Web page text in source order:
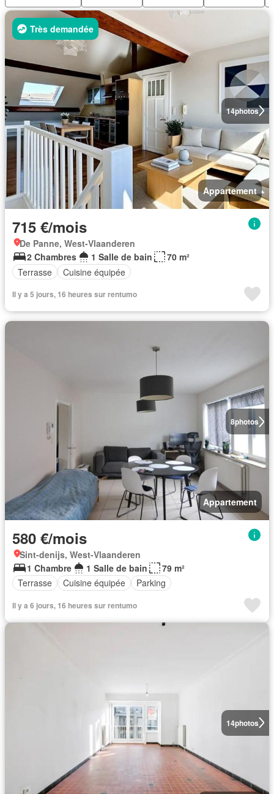
14photos
Très demandée
Appartement
715 €/mois
De Panne, West-Vlaanderen
2 Chambres
1 Salle de bain
70 m²
Terrasse
Cuisine équipée
Il y a 5 jours, 16 heures sur rentumo
8photos
Appartement
580 €/mois
Sint-denijs, West-Vlaanderen
1 Chambre
1 Salle de bain
79 m²
Terrasse
Cuisine équipée Parking
Il y a 6 jours, 16 heures sur rentumo
14photos